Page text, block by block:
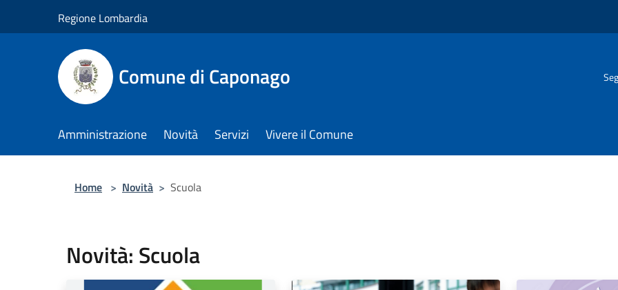
Regione Lombardia
Comune di Caponago
Amministrazione Novità Servizi Vivere il Comune
Home > Novità > Scuola
Novità: Scuola